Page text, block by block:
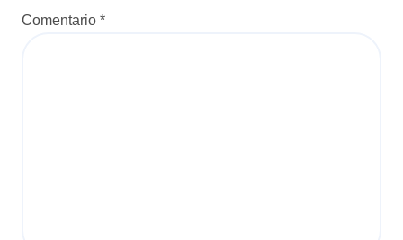
Comentario *